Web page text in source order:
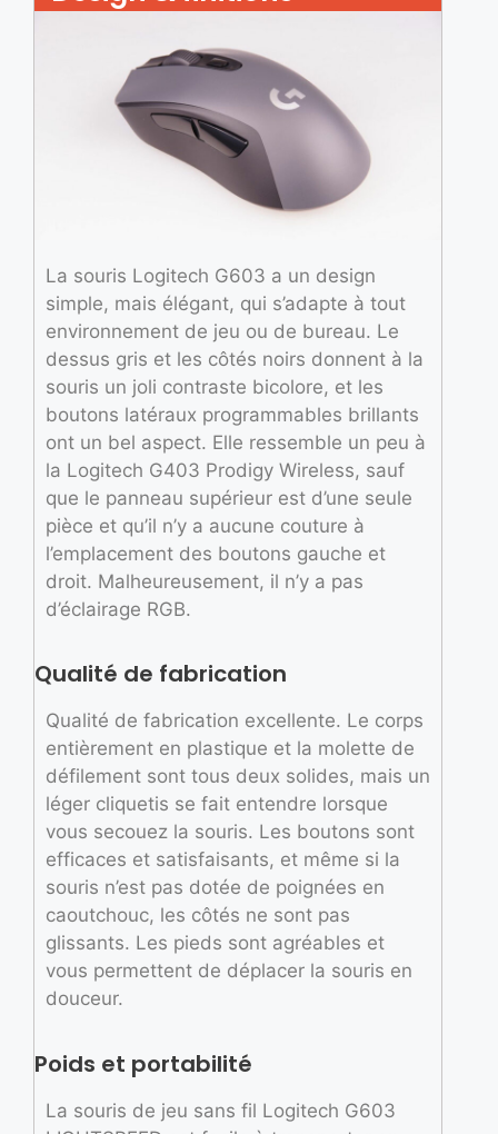
La souris Logitech G603 a un design
simple, mais élégant, qui s’adapte à tout
environnement de jeu ou de bureau. Le
dessus gris et les côtés noirs donnent à la
souris un joli contraste bicolore, et les
boutons latéraux programmables brillants
ont un bel aspect. Elle ressemble un peu à
la Logitech G403 Prodigy Wireless, sauf
que le panneau supérieur est d’une seule
pièce et qu’il n’y a aucune couture à
l’emplacement des boutons gauche et
droit. Malheureusement, il n’y a pas
d’éclairage RGB.
Qualité de fabrication
Qualité de fabrication excellente. Le corps
entièrement en plastique et la molette de
défilement sont tous deux solides, mais un
léger cliquetis se fait entendre lorsque
vous secouez la souris. Les boutons sont
efficaces et satisfaisants, et même si la
souris n’est pas dotée de poignées en
caoutchouc, les côtés ne sont pas
glissants. Les pieds sont agréables et
vous permettent de déplacer la souris en
douceur.
Poids et portabilité
La souris de jeu sans fil Logitech G603